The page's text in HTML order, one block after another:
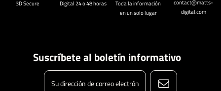
3D Secure
Digital 24 o 48 horas
Toda la información
en un solo lugar
contact@matts-
digital.com
Suscríbete al boletín informativo